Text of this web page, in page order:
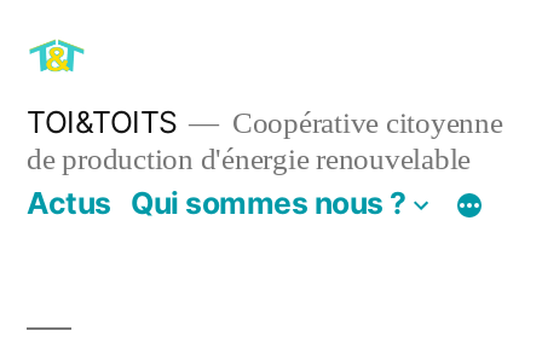
contenu
TOI&TOITS
Coopérative citoyenne
de production d'énergie renouvelable
Actus Qui sommes nous ?